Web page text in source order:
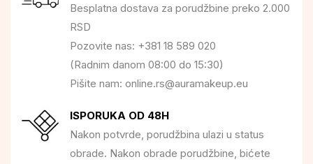
Besplatna dostava za porudžbine preko 2.000
RSD
Pozovite nas: +381 18 589 020
(Radnim danom 08:00 do 15:30)
Pišite nam: online.rs@auramakeup.eu
ISPORUKA OD 48H
Nakon potvrde, porudžbina ulazi u status
obrade. Nakon obrade porudžbine, bićete